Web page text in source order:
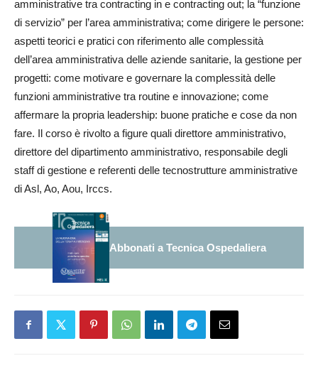
amministrative tra contracting in e contracting out; la “funzione
di servizio” per l’area amministrativa; come dirigere le persone:
aspetti teorici e pratici con riferimento alle complessità
dell’area amministrativa delle aziende sanitarie, la gestione per
progetti: come motivare e governare la complessità delle
funzioni amministrative tra routine e innovazione; come
affermare la propria leadership: buone pratiche e cose da non
fare. Il corso è rivolto a figure quali direttore amministrativo,
direttore del dipartimento amministrativo, responsabile degli
staff di gestione e referenti delle tecnostrutture amministrative
di Asl, Ao, Aou, Irccs.
Abbonati a Tecnica Ospedaliera